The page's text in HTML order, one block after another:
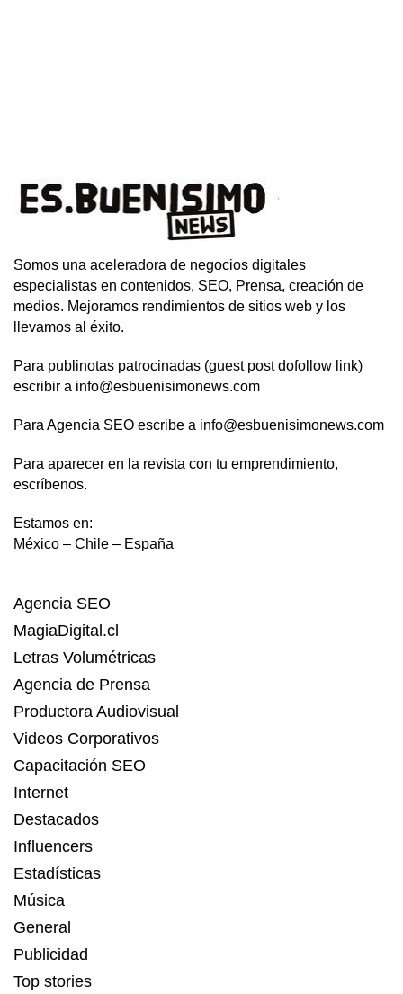
Somos una aceleradora de negocios digitales
especialistas en contenidos, SEO, Prensa, creación de
medios. Mejoramos rendimientos de sitios web y los
llevamos al éxito.
Para publinotas patrocinadas (guest post dofollow link)
escribir a info@esbuenisimonews.com
Para Agencia SEO escribe a info@esbuenisimonews.com
Para aparecer en la revista con tu emprendimiento,
escríbenos.
Estamos en:
México – Chile – España
Agencia SEO
MagiaDigital.cl
Letras Volumétricas
Agencia de Prensa
Productora Audiovisual
Videos Corporativos
Capacitación SEO
Internet
Destacados
Influencers
Estadísticas
Música
General
Publicidad
Top stories